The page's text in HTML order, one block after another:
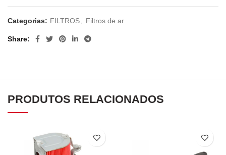
Categorias: FILTROS Filtros de ar
Share
PRODUTOS RELACIONADOS